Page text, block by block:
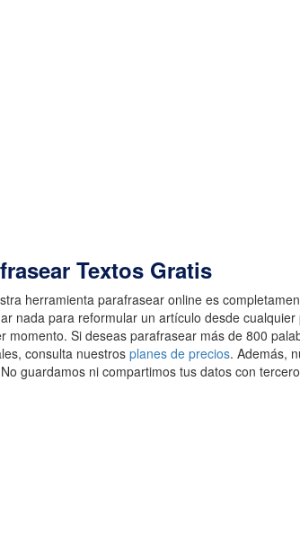
Textos Gratis
herramienta parafrasear online es
nada para reformular un artículo desde
momento. Si deseas parafrasear más de 800
consulta nuestros planes de precios. Además,
guardamos ni compartimos tus datos con